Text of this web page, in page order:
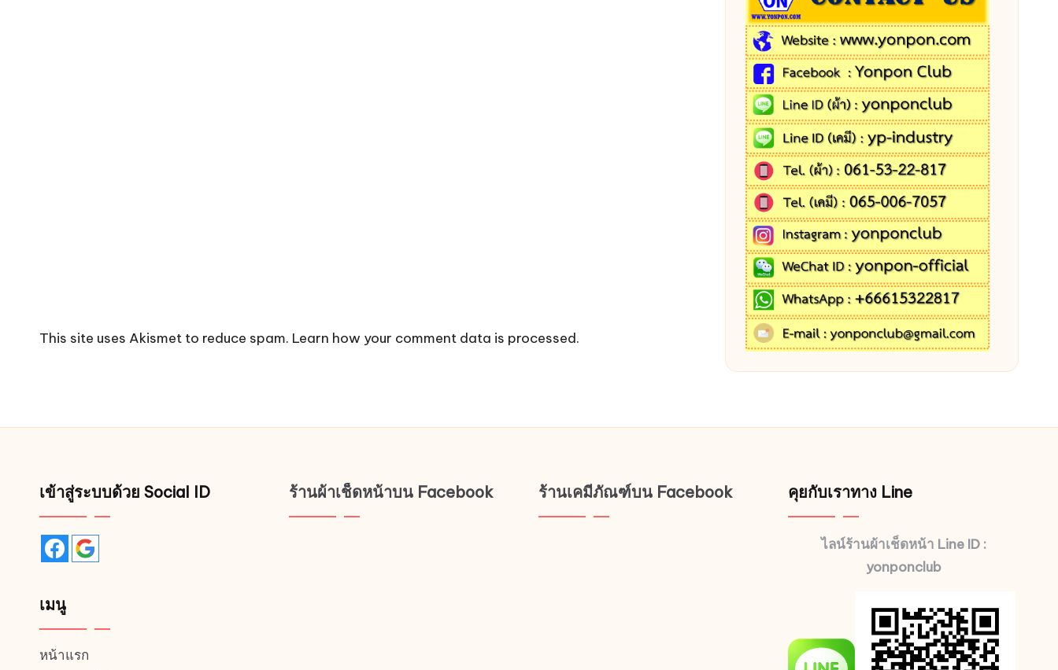
This site uses Akismet to reduce spam. Learn how your comment data is processed.
เข้าสู่ระบบด้วย Social ID
เมนู
หน้าแรก
ร้านผ้าเช็ดหน้าบน Facebook ร้านเคมีภัณฑ์บน Facebook คุยกับเราทาง Line
ไลน์ร้านผ้าเช็ดหน้า Line ID :
yonponclub